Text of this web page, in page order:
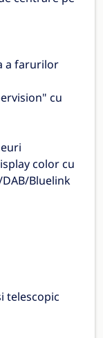
a farurilor
cu
color cu
Bluelink
telescopic